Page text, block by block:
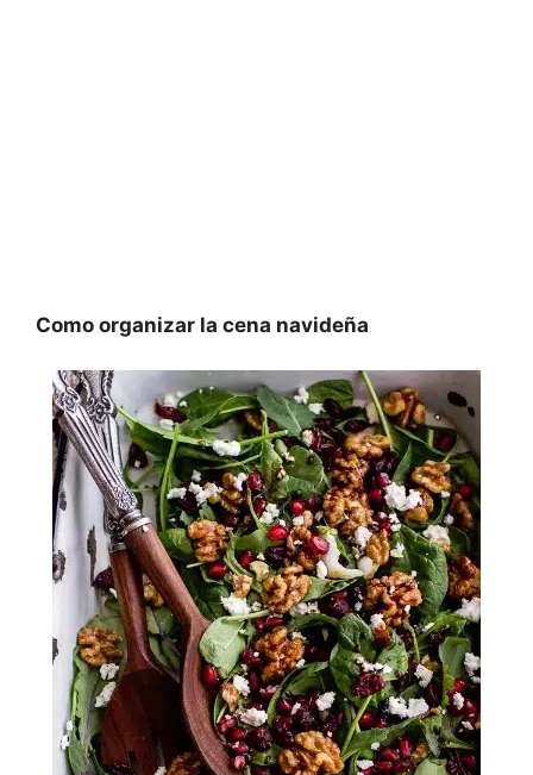
Como organizar la cena navideña